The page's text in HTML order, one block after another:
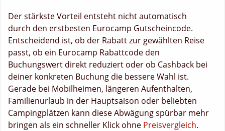
Der stärkste Vorteil entsteht nicht automatisch
durch den erstbesten Eurocamp Gutscheincode.
Entscheidend ist, ob der Rabatt zur gewählten Reise
passt, ob ein Eurocamp Rabattcode den
Buchungswert direkt reduziert oder ob Cashback bei
deiner konkreten Buchung die bessere Wahl ist.
Gerade bei Mobilheimen, längeren Aufenthalten,
Familienurlaub in der Hauptsaison oder beliebten
Campingplätzen kann diese Abwägung spürbar mehr
bringen als ein schneller Klick ohne Preisvergleich.